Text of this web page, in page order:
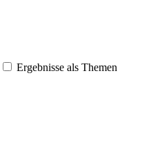
Ergebnisse als Themen